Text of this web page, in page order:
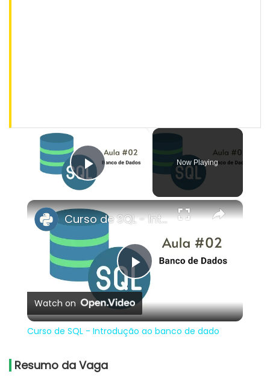
Play Video
Now Playing
×
Play
Video
Curso de SQL - Introdução ao banco de dado
Watch on
Curso de SQL - Introdução ao banco de dado
Resumo da Vaga